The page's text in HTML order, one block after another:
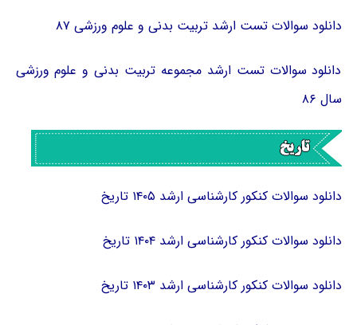
دانلود سوالات تست ارشد تربیت بدنی و علوم ورزشی ۸۷
دانلود سوالات تست ارشد مجموعه تربیت بدنی و علوم ورزشی
سال ۸۶
دانلود سوالات کنکور کارشناسی ارشد ۱۴۰۵ تاریخ
دانلود سوالات کنکور کارشناسی ارشد ۱۴۰۴ تاریخ
دانلود سوالات کنکور کارشناسی ارشد ۱۴۰۳ تاریخ